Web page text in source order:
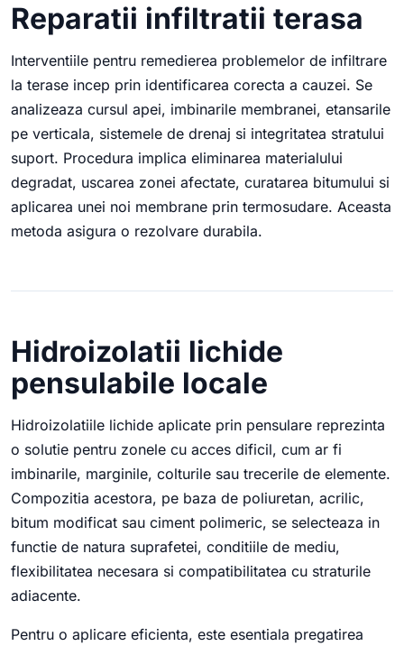
Reparatii infiltratii terasa
Interventiile pentru remedierea problemelor de infiltrare
la terase incep prin identificarea corecta a cauzei. Se
analizeaza cursul apei, imbinarile membranei, etansarile
pe verticala, sistemele de drenaj si integritatea stratului
suport. Procedura implica eliminarea materialului
degradat, uscarea zonei afectate, curatarea bitumului si
aplicarea unei noi membrane prin termosudare. Aceasta
metoda asigura o rezolvare durabila.
Hidroizolatii lichide
pensulabile locale
Hidroizolatiile lichide aplicate prin pensulare reprezinta
o solutie pentru zonele cu acces dificil, cum ar fi
imbinarile, marginile, colturile sau trecerile de elemente.
Compozitia acestora, pe baza de poliuretan, acrilic,
bitum modificat sau ciment polimeric, se selecteaza in
functie de natura suprafetei, conditiile de mediu,
flexibilitatea necesara si compatibilitatea cu straturile
adiacente.
Pentru o aplicare eficienta, este esentiala pregatirea